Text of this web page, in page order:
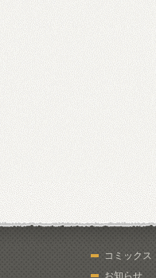
コミックス
お知らせ